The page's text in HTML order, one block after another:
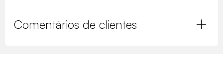
Comentários de clientes